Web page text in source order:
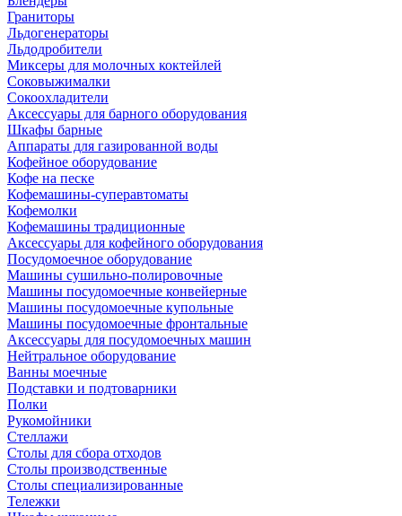
Граниторы
Льдогенераторы
Льдодробители
Миксеры для молочных коктейлей
Соковыжималки
Сокоохладители
Аксессуары для барного оборудования
Шкафы барные
Аппараты для газированной воды
Кофейное оборудование
Кофе на песке
Кофемашины-суперавтоматы
Кофемолки
Кофемашины традиционные
Аксессуары для кофейного оборудования
Посудомоечное оборудование
Машины сушильно-полировочные
Машины посудомоечные конвейерные
Машины посудомоечные купольные
Машины посудомоечные фронтальные
Аксессуары для посудомоечных машин
Нейтральное оборудование
Ванны моечные
Подставки и подтоварники
Полки
Рукомойники
Стеллажи
Столы для сбора отходов
Столы производственные
Столы специализированные
Тележки